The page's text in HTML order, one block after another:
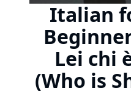
Italian
Lei chi
(Who is